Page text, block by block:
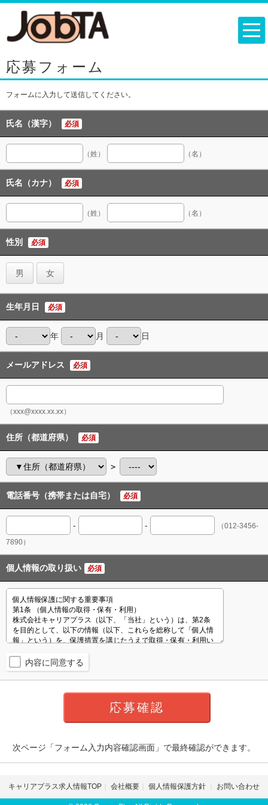
応募フォーム
フォームに入力して送信してください。
氏名（漢字） 必須
（姓） （名）
氏名（カナ） 必須
（姓） （名）
性別 必須
男 女
生年月日 必須
年 月 日
メールアドレス 必須
（xxx@xxxx.xx.xx）
住所（都道府県） 必須
＞
電話番号（携帯または自宅） 必須
- -
（012-3456-
7890）
個人情報の取り扱い 必須
内容に同意する
次ページ「フォーム入力内容確認画面」で最終確認ができます。
キャリアプラス求人情報TOP 会社概要 個人情報保護方針 お問い合わせ